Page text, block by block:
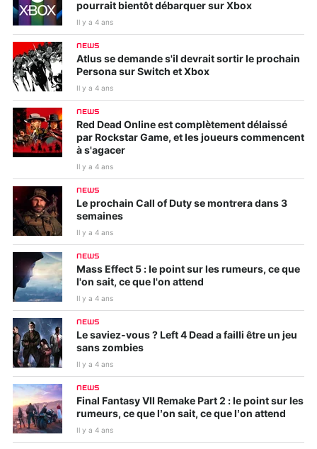
pourrait bientôt débarquer sur Xbox
Il y a 4 ans
NEWS
Atlus se demande s'il devrait sortir le prochain
Persona sur Switch et Xbox
Il y a 4 ans
NEWS
Red Dead Online est complètement délaissé
par Rockstar Game, et les joueurs commencent
à s'agacer
Il y a 4 ans
NEWS
Le prochain Call of Duty se montrera dans 3
semaines
Il y a 4 ans
NEWS
Mass Effect 5 : le point sur les rumeurs, ce que
l'on sait, ce que l'on attend
Il y a 4 ans
NEWS
Le saviez-vous ? Left 4 Dead a failli être un jeu
sans zombies
Il y a 4 ans
NEWS
Final Fantasy VII Remake Part 2 : le point sur les
rumeurs, ce que l’on sait, ce que l’on attend
Il y a 4 ans